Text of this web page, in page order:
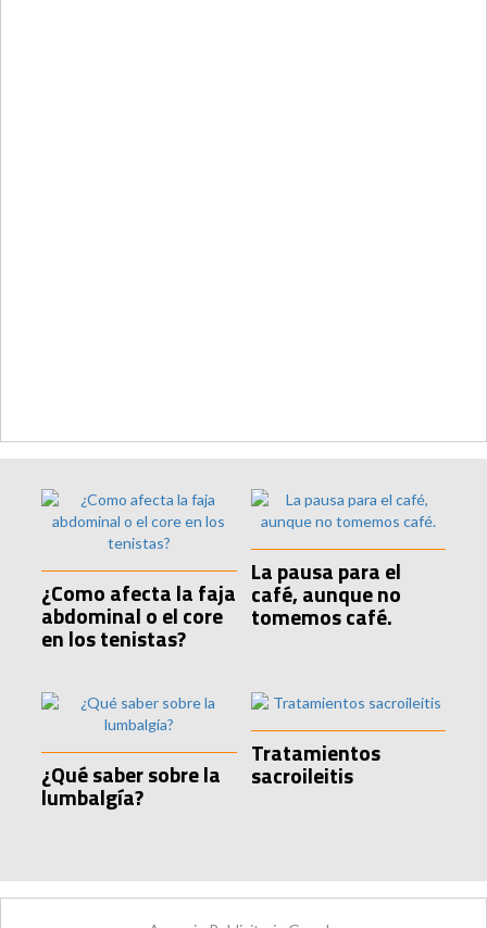
¿Como afecta la faja
abdominal o el core
en los tenistas?
La pausa para el
café, aunque no
tomemos café.
¿Qué saber sobre la
lumbalgía?
Tratamientos
sacroileitis